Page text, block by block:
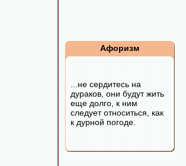
Афоризм
...не сердитесь на
дураков, они будут жить
еще долго, к ним
следует относиться, как
к дурной погоде.